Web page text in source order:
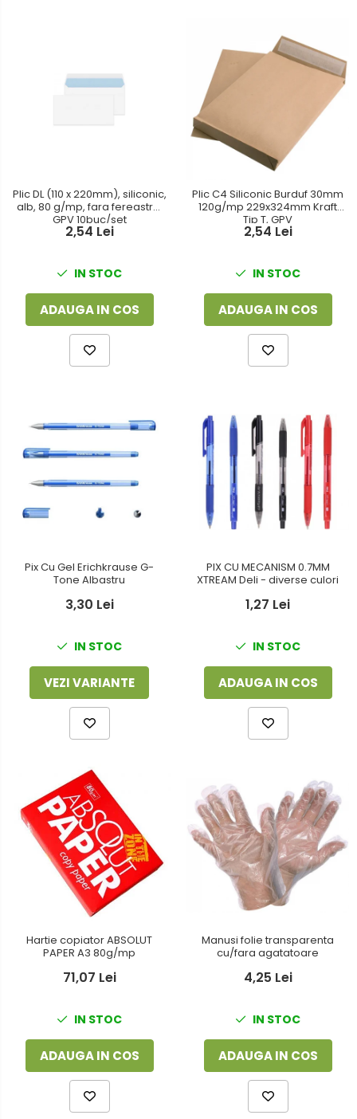
Plic DL (110 x 220mm), siliconic,
alb, 80 g/mp, fara fereastra,
GPV 10buc/set
2,54 Lei
IN STOC
ADAUGA IN COS
Plic C4 Siliconic Burduf 30mm
120g/mp 229x324mm Kraft
Tip T, GPV
2,54 Lei
IN STOC
ADAUGA IN COS
Pix Cu Gel Erichkrause G-
Tone Albastru
3,30 Lei
IN STOC
VEZI VARIANTE
PIX CU MECANISM 0.7MM
XTREAM Deli - diverse culori
1,27 Lei
IN STOC
ADAUGA IN COS
Hartie copiator ABSOLUT
PAPER A3 80g/mp
71,07 Lei
IN STOC
ADAUGA IN COS
Manusi folie transparenta
cu/fara agatatoare
4,25 Lei
IN STOC
ADAUGA IN COS